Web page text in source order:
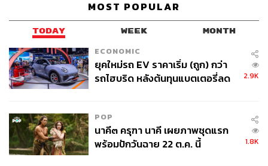
“รางวัลสมเด็จเจ้าฟ้ามหิดลคือซอฟต์พาวเวอร์ไทย เป็นภาพ
ต่อว่า ก่อนจะมีการจัดประชุมต่อเนื่องทุกปีอย่างทุกวันนี้ได้มี
การจัดประชุมตอนครบรอบ 5 ปี และครบรอบ 10 ปี ของการ
มอบรางวัลสมเด็จเจ้าฟ้ามหิดล และยังเป็นการประชุมที่ผู้เข้า
ร่วมประชุมส่วนใหญ่เป็นคนไทย
MOST POPULAR
TODAY WEEK MONTH
ECONOMIC
ยุคใหม่รถ EV ราคาเริ่ม (ถูก) กว่า
รถไฮบริด หลังต้นทุนแบตเตอรี่ลด
2.9K
POP
นาคี๓ ครุฑา นาคี เผยภาพชุดแรก
พร้อมปักวันฉาย 22 ต.ค. นี้
1.8K